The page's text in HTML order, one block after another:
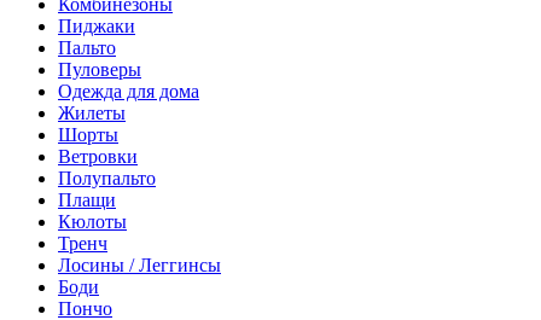
Комбинезоны
Пиджаки
Пальто
Пуловеры
Одежда для дома
Жилеты
Шорты
Ветровки
Полупальто
Плащи
Кюлоты
Тренч
Лосины / Леггинсы
Боди
Пончо